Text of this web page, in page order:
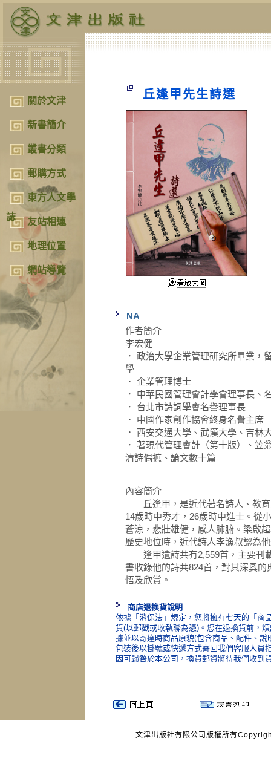
關於文津
新書簡介
叢書分類
郵購方式
東方人文學
誌
友站相連
地理位置
網站導覽
丘逢甲先生詩選
NA
作者簡介
李宏健
． 政治大學企業管理研究所畢業，
學
． 企業管理博士
． 中華民國管理會計學會理事長、
． 台北市詩詞學會名譽理事長
． 中國作家創作協會終身名譽主席
． 西安交通大學、武漢大學、吉林
． 著現代管理會計（第十版）、笠
清詩偶摭、論文數十篇
內容簡介
丘逢甲，是近代著名詩人、教育
14歲時中秀才，26歲時中進士。從
蒼涼，悲壯雄健，感人肺腑。梁啟
歷史地位時，近代詩人李漁叔認為
逢甲遺詩共有2,559首，主要刊
書收錄他的詩共824首，對其深奧
悟及欣賞。
商店退換貨說明
依據「消保法」規定，您將擁有七天的「商
貨(以郵戳或收執聯為憑)。您在退換貨前，
據並以寄達時商品原貌(包含商品、配件、
包裝後以掛號或快遞方式寄回我們客服人員
因可歸咎於本公司，換貨郵資將待我們收到
文津出版社有限公司版權所有